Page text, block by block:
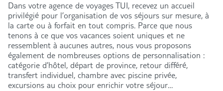
Dans votre agence de voyages TUI, recevez un accueil
privilégié pour l’organisation de vos séjours sur mesure, à
la carte ou à forfait en tout compris. Parce que nous
tenons à ce que vos vacances soient uniques et ne
ressemblent à aucunes autres, nous vous proposons
également de nombreuses options de personnalisation :
catégorie d’hôtel, départ de province, retour différé,
transfert individuel, chambre avec piscine privée,
excursions au choix pour enrichir votre séjour…